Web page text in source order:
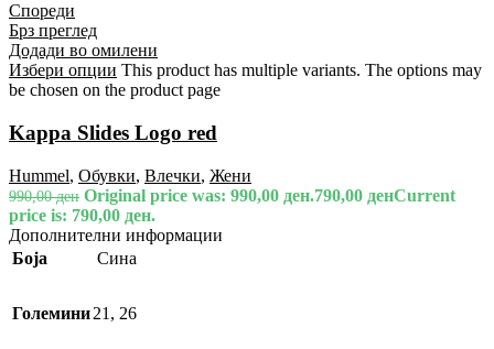
Спореди
Брз преглед
Додади во омилени
Избери опции This product has multiple variants. The options may
be chosen on the product page
Kappa Slides Logo red
Hummel, Обувки, Влечки, Жени
990,00ден Original price was: 990,00 ден.790,00 денCurrent
price is: 790,00 ден.
Дополнителни информации
Боја
Сина
Големини21 , 26